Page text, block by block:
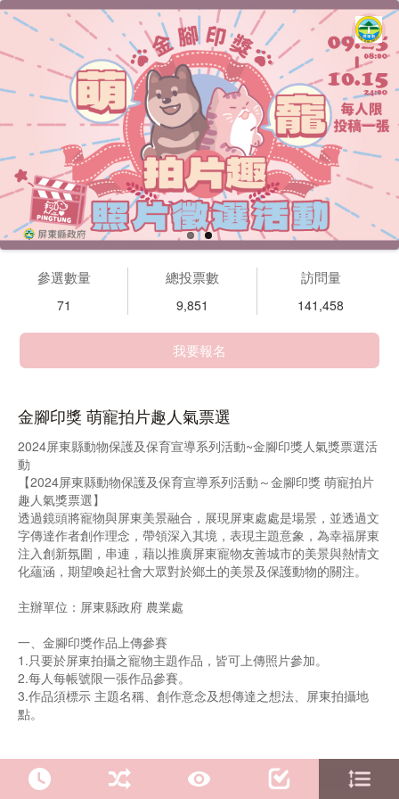
參選數量
71
總投票數
9,851
訪問量
141,458
我要報名
金腳印獎 萌寵拍片趣人氣票選
2024屏東縣動物保護及保育宣導系列活動~金腳印獎人氣獎票選活
動
【2024屏東縣動物保護及保育宣導系列活動～金腳印獎 萌寵拍片
趣人氣獎票選】
透過鏡頭將寵物與屏東美景融合，展現屏東處處是場景，並透過文
字傳達作者創作理念，帶領深入其境，表現主題意象，為幸福屏東
注入創新氛圍，串連，藉以推廣屏東寵物友善城市的美景與熱情文
化蘊涵，期望喚起社會大眾對於鄉土的美景及保護動物的關注。
主辦單位：屏東縣政府 農業處
一、金腳印獎作品上傳參賽
1.只要於屏東拍攝之寵物主題作品，皆可上傳照片參加。
2.每人每帳號限一張作品參賽。
3.作品須標示 主題名稱、創作意念及想傳達之想法、屏東拍攝地
點。
二、人氣獎票選：
符合資格進入評選後始得進入人氣獎投票，時間為2024年09月25